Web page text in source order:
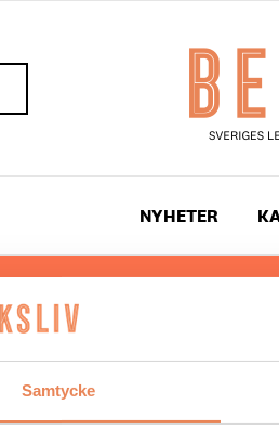
Samtycke
NYHETER
Hos oss läser du
besöksnäringen.